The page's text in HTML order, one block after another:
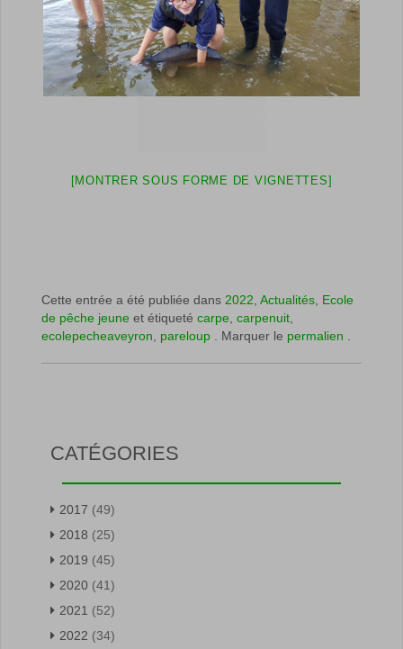
[MONTRER SOUS FORME DE VIGNETTES]
Cette entrée a été publiée dans 2022 Actualités Ecole
de pêche jeune et étiqueté carpe carpenuit
ecolepecheaveyron
pareloup . Marquer le permalien
CATÉGORIES
2017 (49)
2018 (25)
2019 (45)
2020 (41)
2021 (52)
2022 (34)